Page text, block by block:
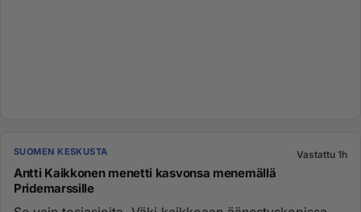
SUOMEN KESKUSTA Vastattu 1h
Antti Kaikkonen menetti kasvonsa menemällä
Pridemarssille